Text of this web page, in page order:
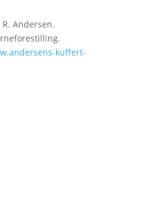
Andersen.
kuffert-